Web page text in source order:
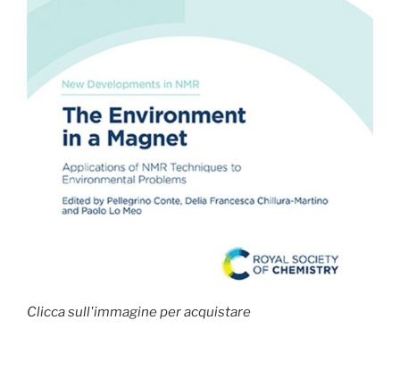
Clicca sull'immagine per acquistare